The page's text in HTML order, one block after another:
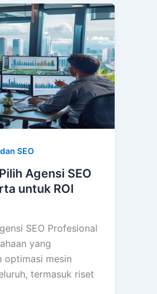
SEO
Agensi SEO
untuk ROI
SEO Profesional
yang
optimasi mesin
termasuk riset